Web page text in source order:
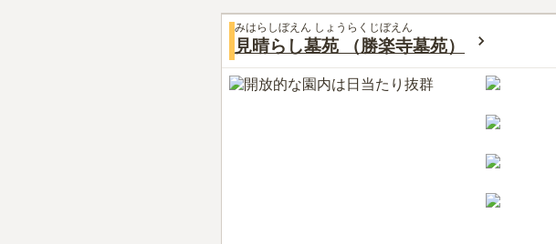
みはらしぼえん しょうらくじぼえん
見晴らし墓苑 （勝楽寺墓苑）